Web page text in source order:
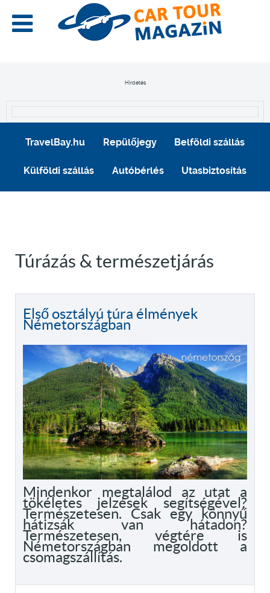
Hirdetés
TravelBay.hu Repülőjegy Belföldi szállás
Külföldi szállás Autóbérlés Utasbiztosítás
Túrázás & természetjárás
Első osztályú túra élmények
Németországban
Mindenkor megtalálod az utat a
tökéletes jelzések segítségével?
Természetesen. Csak egy könnyű
hátizsák van hátadon?
Természetesen, végtére is
Németországban megoldott a
csomagszállítás.